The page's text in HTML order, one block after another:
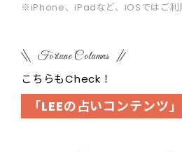
※iPhone、iPadなど、iOSではご利
Fortune Columns
こちらもCheck！
「LEEの占いコンテンツ」